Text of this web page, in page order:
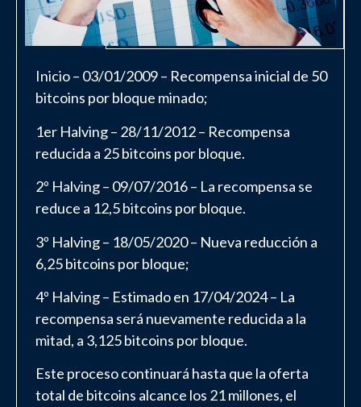
Inicio – 03/01/2009 – Recompensa inicial de 50
bitcoins por bloque minado;
1er Halving – 28/11/2012 – Recompensa
reducida a 25 bitcoins por bloque.
2º Halving – 09/07/2016 – La recompensa se
reduce a 12,5 bitcoins por bloque.
3º Halving – 18/05/2020 – Nueva reducción a
6,25 bitcoins por bloque;
4º Halving – Estimado en 17/04/2024 – La
recompensa será nuevamente reducida a la
mitad, a 3,125 bitcoins por bloque.
Este proceso continuará hasta que la oferta
total de bitcoins alcance los 21 millones, el